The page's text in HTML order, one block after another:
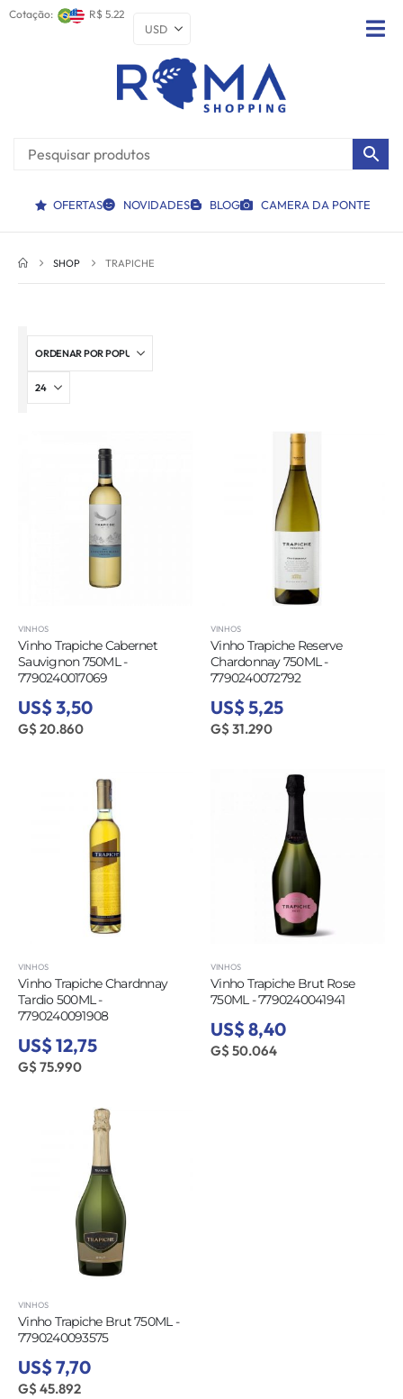
Cotação: R$ 5.22
OFERTAS NOVIDADES BLOG CAMERA DA PONTE
SHOP TRAPICHE
VINHOS
Vinho Trapiche Cabernet
Sauvignon 750ML -
7790240017069
US$ 3,50
G$ 20.860
VINHOS
Vinho Trapiche Reserve
Chardonnay 750ML -
7790240072792
US$ 5,25
G$ 31.290
VINHOS
Vinho Trapiche Chardnnay
Tardio 500ML -
7790240091908
US$ 12,75
G$ 75.990
VINHOS
Vinho Trapiche Brut Rose
750ML - 7790240041941
US$ 8,40
G$ 50.064
VINHOS
Vinho Trapiche Brut 750ML -
7790240093575
US$ 7,70
G$ 45.892